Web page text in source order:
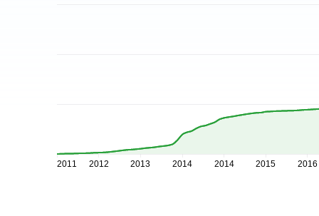
2011 2012 2013 2014 2014 2015 2016